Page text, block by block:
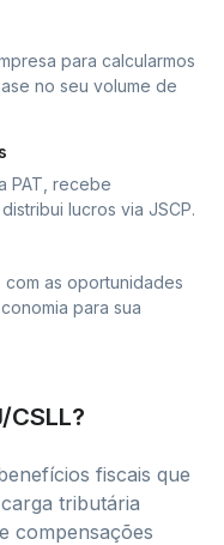
para calcularmos
no seu volume de
PAT, recebe
lucros via JSCP.
as oportunidades
para sua
CSLL?
fiscais que
tributária
compensações